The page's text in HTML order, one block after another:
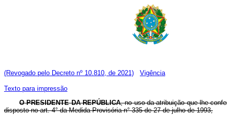
(Revogado pelo Decreto nº 10.810, de 2021) Vigência
Texto para impressão
O PRESIDENTE DA REPÚBLICA, no uso da atribuição que lhe
disposto no art. 4° da Medida Provisória n° 335 de 27 de julho de 1993,